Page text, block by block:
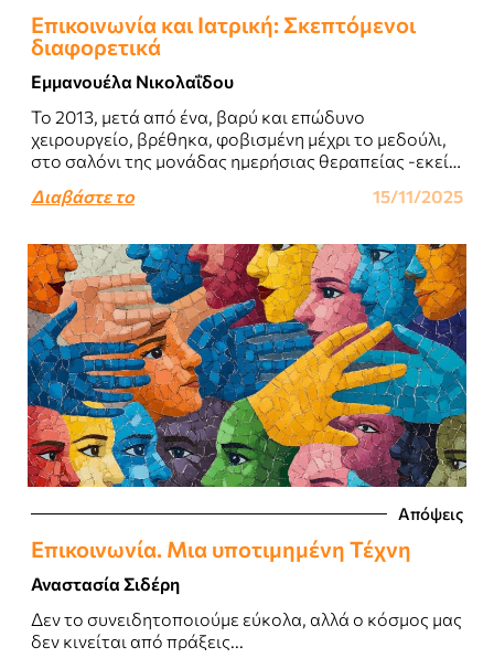
Επικοινωνία και Ιατρική: Σκεπτόμενοι
διαφορετικά
Εμμανουέλα Νικολαΐδου
Το 2013, μετά από ένα, βαρύ και επώδυνο
χειρουργείο, βρέθηκα, φοβισμένη μέχρι το μεδούλι,
στο σαλόνι της μονάδας ημερήσιας θεραπείας -εκεί
μεγάλου ιδιωτικού..
Διαβάστε το 15/11/2025
Απόψεις
Επικοινωνία. Μια υποτιμημένη Τέχνη
Αναστασία Σιδέρη
Δεν το συνειδητοποιούμε εύκολα, αλλά ο κόσμος μας
δεν κινείται από πράξεις...